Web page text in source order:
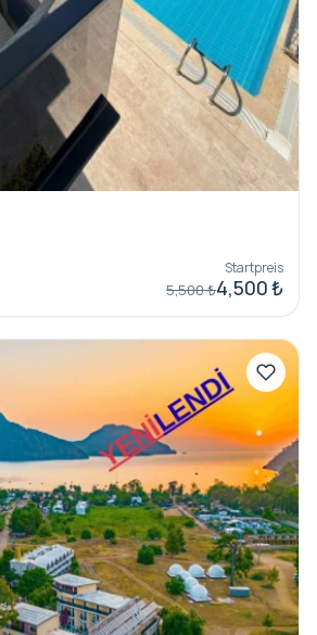
Startpreis
5,500 ₺4,500 ₺